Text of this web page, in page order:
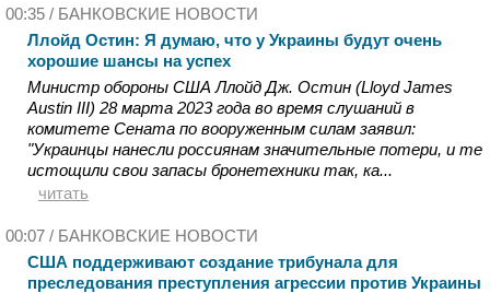
00:35 / БАНКОВСКИЕ НОВОСТИ
Ллойд Остин: Я думаю, что у Украины будут очень
хорошие шансы на успех
Министр обороны США Ллойд Дж. Остин (Lloyd James
Austin III) 28 марта 2023 года во время слушаний в
комитете Сената по вооруженным силам заявил:
"Украинцы нанесли россиянам значительные потери, и те
истощили свои запасы бронетехники так, ка...
читать
00:07 / БАНКОВСКИЕ НОВОСТИ
США поддерживают создание трибунала для
преследования преступления агрессии против Украины